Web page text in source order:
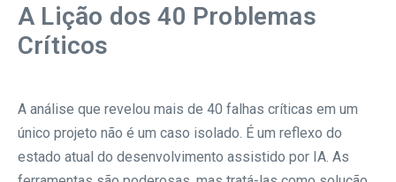
A Lição dos 40 Problemas
Críticos
A análise que revelou mais de 40 falhas críticas em um
único projeto não é um caso isolado. É um reflexo do
estado atual do desenvolvimento assistido por IA. As